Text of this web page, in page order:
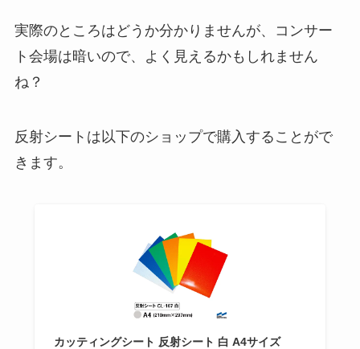
実際のところはどうか分かりませんが、コンサー
ト会場は暗いので、よく見えるかもしれません
ね？
反射シートは以下のショップで購入することがで
きます。
カッティングシート 反射シート 白 A4サイズ